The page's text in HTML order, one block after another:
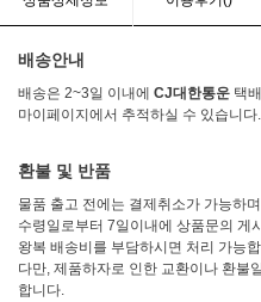
배송안내
배송은 2~3일 이내에 CJ대한통운 택
마이페이지에서 추적하실 수 있습니다.
환불 및 반품
물품 출고 전에는 결제취소가 가능하
수령일로부터 7일이내에 상품문의 게
왕복 배송비를 부담하시면 처리 가능
다만, 제품하자로 인한 교환이나 환불
합니다.